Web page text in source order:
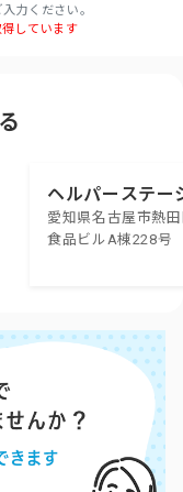
力ください。
しています
ヘルパーステ
リス
愛知県名古屋市熱
食品ビルA棟228号